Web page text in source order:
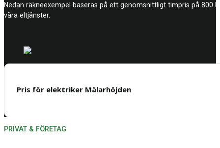
Nedan räkneexempel baseras på ett genomsnittligt timpris på 800
våra eltjänster.
Pris för elektriker Mälarhöjden
PRIVAT & FÖRETAG